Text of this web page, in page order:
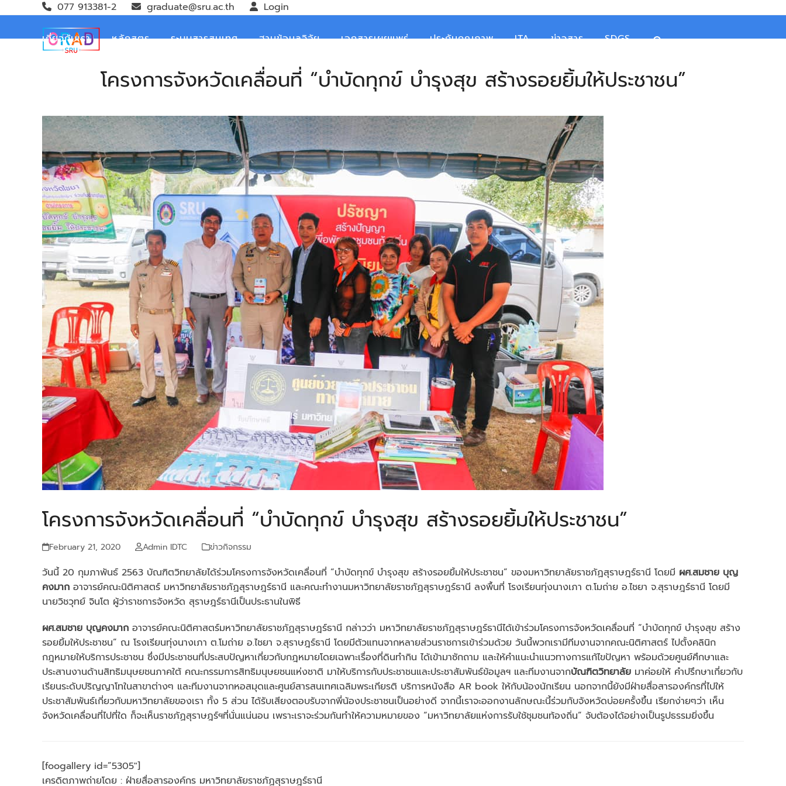
content
077 913381-2 graduate@sru.ac.th Login
เกี่ยวกับเรา หลักสูตร ระบบสารสนเทศ ฐานข้อมูลวิจัย เอกสารเผยแพร่ ประกันคุณภาพ ITA ข่าวสาร SDGS
โครงการจังหวัดเคลื่อนที่ “บำบัดทุกข์ บำรุงสุข สร้างรอยยิ้มให้ประชาชน”
โครงการจังหวัดเคลื่อนที่ “บำบัดทุกข์ บำรุงสุข สร้างรอยยิ้มให้ประชาชน”
February 21, 2020 Admin IDTC ข่าวกิจกรรม
วันนี้ 20 กุมภาพันธ์ 2563 บัณฑิตวิทยาลัยได้ร่วมโครงการจังหวัดเคลื่อนที่ “บำบัดทุกข์ บำรุงสุข สร้างรอยยิ้มให้ประชาชน” ของมหาวิทยาลัยราชภัฏสุราษฎร์ธานี โดยมี ผศ.สมชาย บุญ
คงมาก อาจารย์คณะนิติศาสตร์ มหาวิทยาลัยราชภัฏสุราษฎร์ธานี และคณะทำงานมหาวิทยาลัยราชภัฏสุราษฎร์ธานี ลงพื้นที่ โรงเรียนทุ่งนางเภา ต.โมถ่าย อ.ไชยา จ.สุราษฎร์ธานี โดยมี
นายวิชวุทย์ จินโต ผู้ว่าราชการจังหวัด สุราษฎร์ธานีเป็นประธานในพิธี
ผศ.สมชาย บุญคงมาก อาจารย์คณะนิติศาสตร์มหาวิทยาลัยราชภัฏสุราษฎร์ธานี กล่าวว่า มหาวิทยาลัยราชภัฏสุราษฎร์ธานีได้เข้าร่วมโครงการจังหวัดเคลื่อนที่ “บำบัดทุกข์ บำรุงสุข สร้าง
รอยยิ้มให้ประชาชน” ณ โรงเรียนทุ่งนางเภา ต.โมถ่าย อ.ไชยา จ.สุราษฎร์ธานี โดยมีตัวแทนจากหลายส่วนราชการเข้าร่วมด้วย วันนี้พวกเรามีทีมงานจากคณะนิติศาสตร์ ไปตั้งคลินิก
กฎหมายให้บริการประชาชน ซึ่งมีประชาชนที่ประสบปัญหาเกี่ยวกับกฎหมายโดยเฉพาะเรื่องที่ดินทำกิน ได้เข้ามาซักถาม และให้คำแนะนำแนวทางการแก้ไขปัญหา พร้อมด้วยศูนย์ศึกษาและ
ประสานงานด้านสิทธิมนุษยชนภาคใต้ คณะกรรมการสิทธิมนุษยชนแห่งชาติ มาให้บริการกับประชาชนและประชาสัมพันธ์ข้อมูลฯ และทีมงานจากบัณฑิตวิทยาลัย มาค่อยให้ คำปรึกษาเกี่ยวกับ
เรียนระดับปริญญาโทในสาขาต่างๆ และทีมงานจากหอสมุดและศูนย์สารสนเทศเฉลิมพระเกียรติ บริการหนังสือ AR book ให้กับน้องนักเรียน นอกจากนี้ยังมีฝ่ายสื่อสารองค์กรที่ไปให้
ประชาสัมพันธ์เกี่ยวกับมหาวิทยาลัยของเรา ทั้ง 5 ส่วน ได้รับเสียงตอบรับจากพี่น้องประชาชนเป็นอย่างดี จากนี้เราจะออกงานลักษณะนี้ร่วมกับจังหวัดบ่อยครั้งขึ้น เรียกง่ายๆว่า เห็น
จังหวัดเคลื่อนที่ไปที่ใด ก็จะเห็นราชภัฏสุราษฎร์ฯที่นั่นแน่นอน เพราะเราจะร่วมกันทำให้ความหมายของ “มหาวิทยาลัยแห่งการรับใช้ชุมชนท้องถิ่น” จับต้องได้อย่างเป็นรูปธรรมยิ่งขึ้น
[foogallery id=”5305″]
เครดิตภาพถ่ายโดย : ฝ่ายสื่อสารองค์กร มหาวิทยาลัยราชภัฏสุราษฎร์ธานี